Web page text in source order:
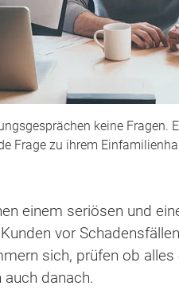
keine Fragen.
Frage zu ihrem
einem seriösen und
vor
sich, prüfen ob
danach.